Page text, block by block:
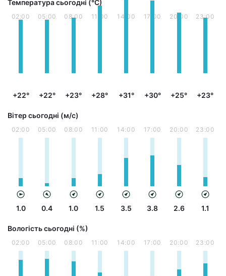
Температура сьогодні (°С)
02:00
+22°
05:00
+22°
08:00
+23°
11:00
+28°
14:00
+31°
17:00
+30°
20:00
+25°
23:00
+23°
Вітер сьогодні (м/с)
02:00
1.0
05:00
0.4
08:00
1.0
11:00
1.5
14:00
3.5
17:00
3.8
20:00
2.6
23:00
1.1
Вологість сьогодні (%)
02:00 05:00 08:00 11:00 14:00 17:00 20:00 23:00